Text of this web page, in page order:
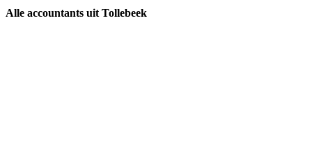
Alle accountants uit Tollebeek